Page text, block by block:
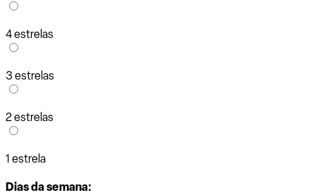
4 estrelas
3 estrelas
2 estrelas
1 estrela
Dias da semana: